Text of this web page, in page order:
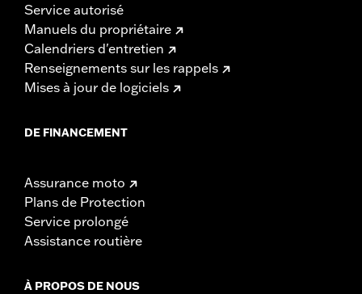
Service autorisé
Manuels du propriétaire
Calendriers d'entretien
Renseignements sur les rappels
Mises à jour de logiciels
DE FINANCEMENT
Assurance moto
Plans de Protection
Service prolongé
Assistance routière
À PROPOS DE NOUS